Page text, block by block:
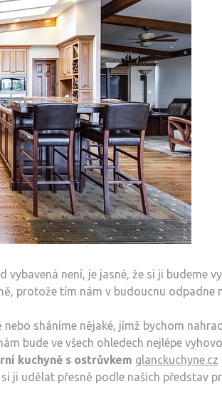
není, je jasné, že si ji budeme
protože tím nám v budoucnu odpadne
sháníme nějaké, jímž bychom
bude ve všech ohledech nejlépe
kuchyně s ostrůvkem glanckuchyne.cz
ji udělat přesně podle našich představ